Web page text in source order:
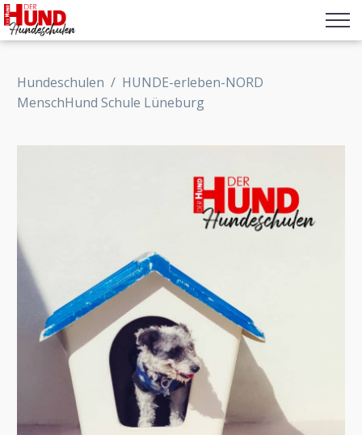
Hundeschulen / HUNDE-erleben-NORD
MenschHund Schule Lüneburg